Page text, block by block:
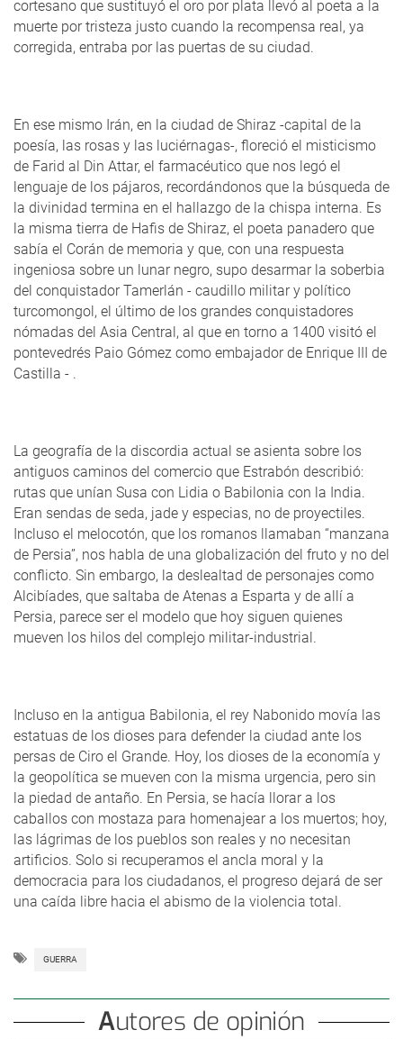
cortesano que sustituyó el oro por plata llevó al poeta a la
muerte por tristeza justo cuando la recompensa real, ya
corregida, entraba por las puertas de su ciudad.
En ese mismo Irán, en la ciudad de Shiraz -capital de la
poesía, las rosas y las luciérnagas-, floreció el misticismo
de Farid al Din Attar, el farmacéutico que nos legó el
lenguaje de los pájaros, recordándonos que la búsqueda de
la divinidad termina en el hallazgo de la chispa interna. Es
la misma tierra de Hafis de Shiraz, el poeta panadero que
sabía el Corán de memoria y que, con una respuesta
ingeniosa sobre un lunar negro, supo desarmar la soberbia
del conquistador Tamerlán - caudillo militar y político
turcomongol, el último de los grandes conquistadores
nómadas del Asia Central, al que en torno a 1400 visitó el
pontevedrés Paio Gómez como embajador de Enrique III de
Castilla - .
La geografía de la discordia actual se asienta sobre los
antiguos caminos del comercio que Estrabón describió:
rutas que unían Susa con Lidia o Babilonia con la India.
Eran sendas de seda, jade y especias, no de proyectiles.
Incluso el melocotón, que los romanos llamaban “manzana
de Persia”, nos habla de una globalización del fruto y no del
conflicto. Sin embargo, la deslealtad de personajes como
Alcibíades, que saltaba de Atenas a Esparta y de allí a
Persia, parece ser el modelo que hoy siguen quienes
mueven los hilos del complejo militar-industrial.
Incluso en la antigua Babilonia, el rey Nabonido movía las
estatuas de los dioses para defender la ciudad ante los
persas de Ciro el Grande. Hoy, los dioses de la economía y
la geopolítica se mueven con la misma urgencia, pero sin
la piedad de antaño. En Persia, se hacía llorar a los
caballos con mostaza para homenajear a los muertos; hoy,
las lágrimas de los pueblos son reales y no necesitan
artificios. Solo si recuperamos el ancla moral y la
democracia para los ciudadanos, el progreso dejará de ser
una caída libre hacia el abismo de la violencia total.
GUERRA
Autores de opinión